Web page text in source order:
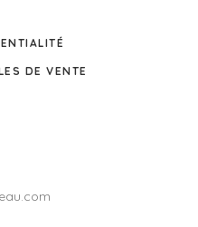
DE VENTE